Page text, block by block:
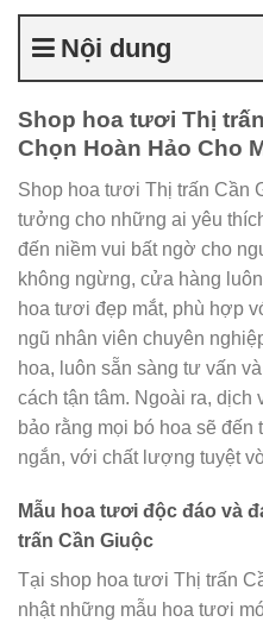
Nội dung
Shop hoa tươi Thị
Chọn Hoàn Hảo Cho
Shop hoa tươi Thị trấn Cần
tưởng cho những ai yêu
đến niềm vui bất ngờ cho
không ngừng, cửa hàng
hoa tươi đẹp mắt, phù hợp
ngũ nhân viên chuyên
hoa, luôn sẵn sàng tư vấn
cách tận tâm. Ngoài ra, dịch
bảo rằng mọi bó hoa sẽ
ngắn, với chất lượng tuyệt
Mẫu hoa tươi độc đáo và
trấn Cần Giuộc
Tại shop hoa tươi Thị trấn
nhật những mẫu hoa tươi